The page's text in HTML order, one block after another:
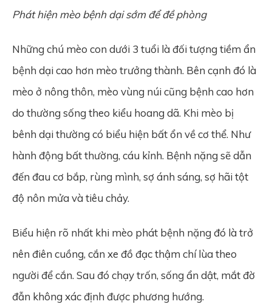
Phát hiện mèo bệnh dại sớm để đề phòng
Những chú mèo con dưới 3 tuổi là đối tượng tiềm ẩn
bệnh dại cao hơn mèo trưởng thành. Bên cạnh đó là
mèo ở nông thôn, mèo vùng núi cũng bệnh cao hơn
do thường sống theo kiểu hoang dã. Khi mèo bị
bênh dại thường có biểu hiện bất ổn về cơ thể. Như
hành động bất thường, cáu kỉnh. Bệnh nặng sẽ dẫn
đến đau cơ bắp, rùng mình, sợ ánh sáng, sợ hãi tột
độ nôn mửa và tiêu chảy.
Biểu hiện rõ nhất khi mèo phát bệnh nặng đó là trở
nên điên cuồng, cắn xe đồ đạc thậm chí lùa theo
người để cắn. Sau đó chạy trốn, sống ẩn dật, mắt đờ
đẫn không xác định được phương hướng.